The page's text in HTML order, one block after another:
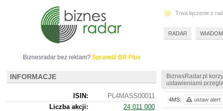
BiznesRadar.pl
ustawieniami
4MS: ustaw alert
Biznesradar bez reklam? Sprawdź BR Plus
INFORMACJE
ISIN:
PL4MASS00011
Liczba akcji:
24 011 000
Trwa łączenie z
RADAR